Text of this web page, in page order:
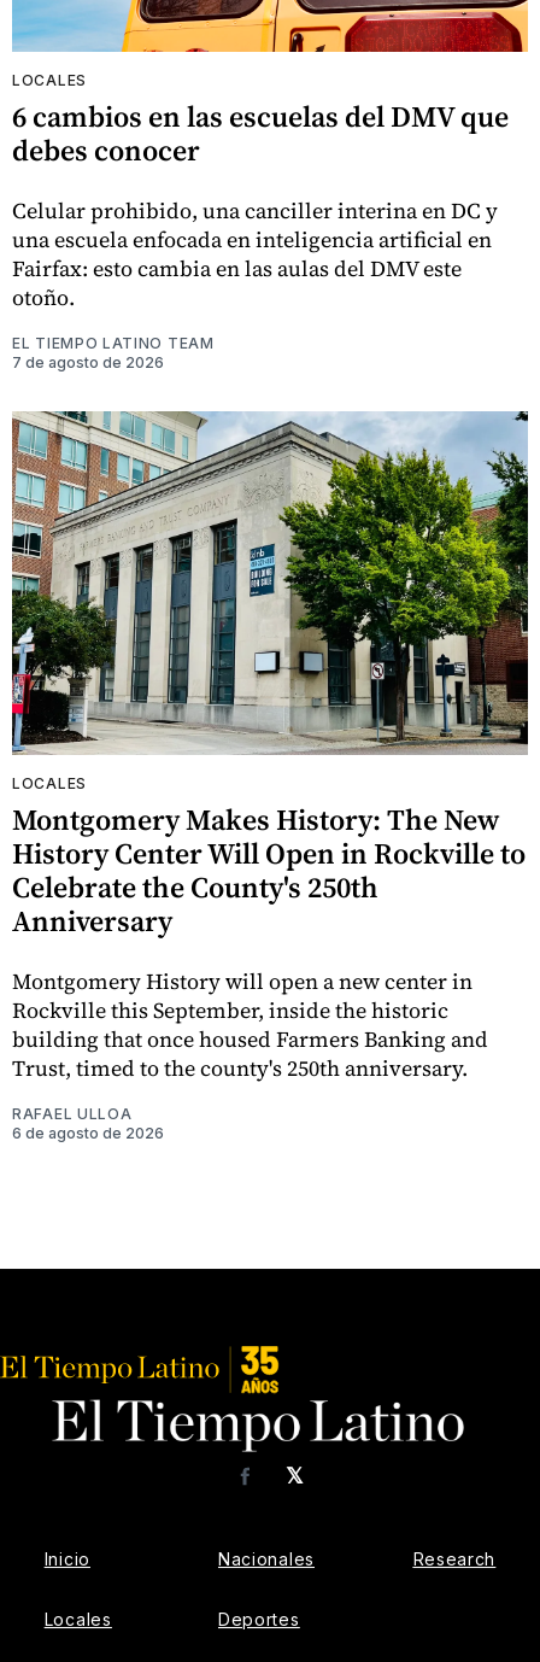
LOCALES
6 cambios en las escuelas del DMV que
debes conocer
Celular prohibido, una canciller interina en DC y
una escuela enfocada en inteligencia artificial en
Fairfax: esto cambia en las aulas del DMV este
otoño.
EL TIEMPO LATINO TEAM
7 de agosto de 2026
LOCALES
Montgomery Makes History: The New
History Center Will Open in Rockville to
Celebrate the County's 250th
Anniversary
Montgomery History will open a new center in
Rockville this September, inside the historic
building that once housed Farmers Banking and
Trust, timed to the county's 250th anniversary.
RAFAEL ULLOA
6 de agosto de 2026
𝕏
Facebook
Inicio
Locales
Nacionales
Deportes
Research